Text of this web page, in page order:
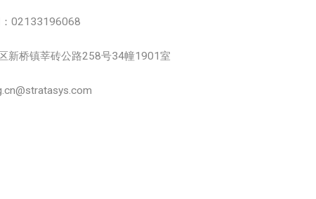
02133196068
新桥镇莘砖公路258号34幢1901室